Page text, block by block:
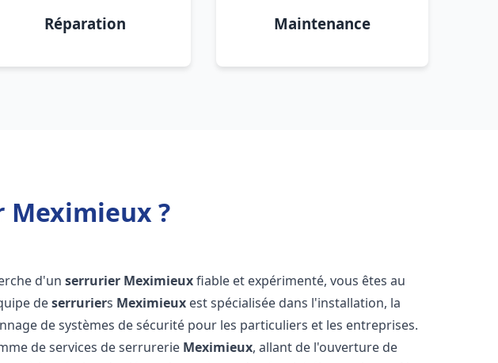
Réparation Maintenance
Meximieux ?
d'unserrurier Meximieuxfiable et expérimenté, vous êtes au
deserruriers Meximieux est spécialisée dans l'installation, la
de systèmes de sécurité pour les particuliers et les entreprises.
de services de serrurerie Meximieux, allant de l'ouverture de